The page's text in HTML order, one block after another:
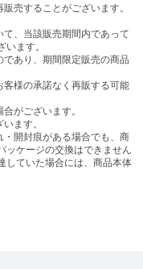
売することがございます。
、当該販売期間内であって
ます。
あり、期間限定販売の商品
様の承諾なく再販する可能
がございます。
ます。
開封痕がある場合でも、商
ッケージの交換はできません
していた場合には、商品本体